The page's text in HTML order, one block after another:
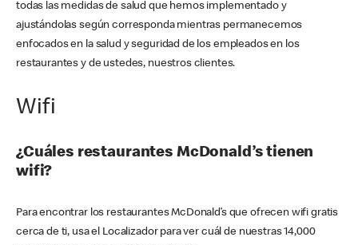
todas las medidas de salud que hemos implementado y
ajustándolas según corresponda mientras permanecemos
enfocados en la salud y seguridad de los empleados en los
restaurantes y de ustedes, nuestros clientes.
Wifi
¿Cuáles restaurantes McDonald’s tienen
wifi?
Para encontrar los restaurantes McDonald’s que ofrecen wifi gratis
cerca de ti, usa el Localizador para ver cuál de nuestras 14,000